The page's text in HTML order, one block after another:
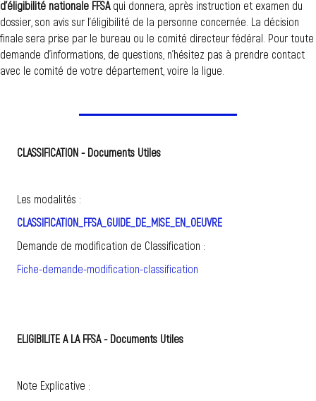
d’éligibilité nationale FFSAqui donnera, après instruction et examen du
dossier, son avis sur l’éligibilité de la personne concernée. La décision
finale sera prise par le bureau ou le comité directeur fédéral. Pour toute
demande d’informations, de questions, n’hésitez pas à prendre contact
avec le comité de votre département, voire la ligue.
CLASSIFICATION - Documents Utiles
Les modalités :
CLASSIFICATION_FFSA_GUIDE_DE_MISE_EN_OEUVRE
Demande de modification de Classification :
Fiche-demande-modification-classification
ELIGIBILITE A LA FFSA - Documents Utiles
Note Explicative :